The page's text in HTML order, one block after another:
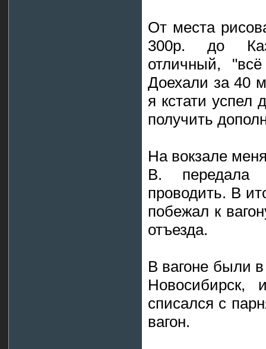
От места
300р. до
отличный,
Доехали за 40
я кстати успел
получить
На вокзале
В. передала
проводить. В
побежал к
отъезда.
В вагоне были
списался с
вагон.